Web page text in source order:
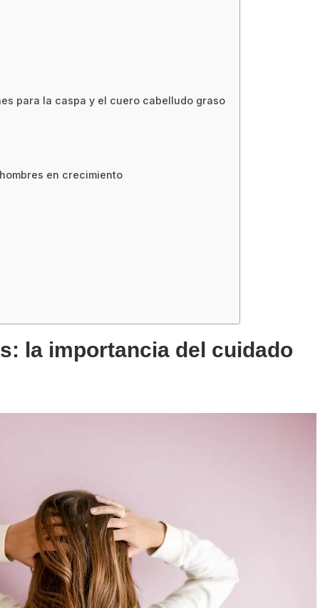
para la caspa y el cuero cabelludo graso
en crecimiento
la importancia del cuidado